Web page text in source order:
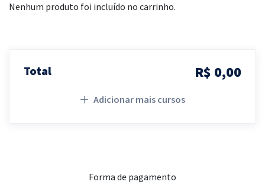
Nenhum produto foi incluído no carrinho.
Total R$ 0,00
Adicionar mais cursos
Forma de pagamento